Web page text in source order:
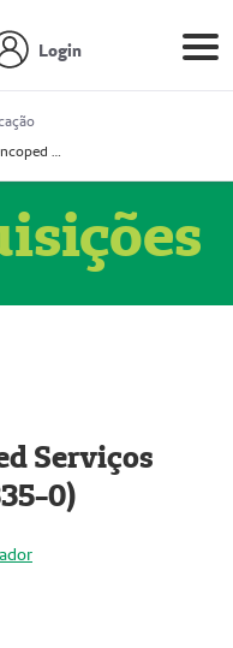
Login
Prestador Oncoped Serviços Médicos (51004335-0)
Serviços
0)